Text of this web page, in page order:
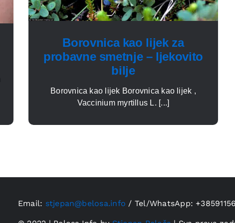
Borovnica kao lijek za
probavne smetnje – ljekovito
bilje
Borovnica kao lijek Borovnica kao lijek ,
Vaccinium myrtillus L. [...]
Email: stjepan@belosa.info / Tel/WhatsApp: